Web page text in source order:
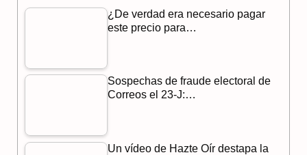
o
e
a
t
p
¿De verdad era necesario pagar
este precio para…
Sospechas de fraude electoral de
Correos el 23-J:…
Un vídeo de Hazte Oír destapa la